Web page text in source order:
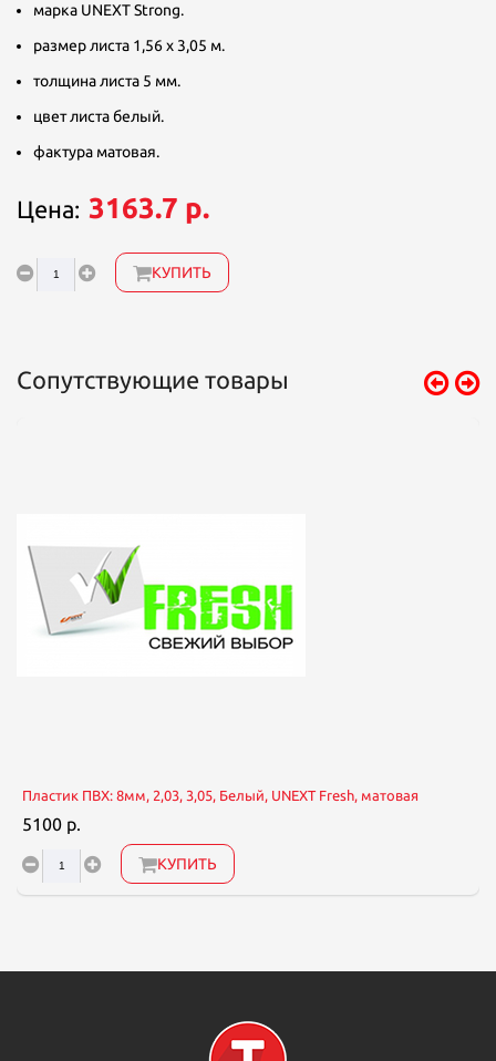
марка UNEXT Strong.
размер листа 1,56 х 3,05 м.
толщина листа 5 мм.
цвет листа белый.
фактура матовая.
Цена: 3163.7 р.
КУПИТЬ
Сопутствующие товары
Пластик ПВХ: 8мм, 2,03, 3,05, Белый, UNEXT Fresh, матовая
5100 р.
КУПИТЬ